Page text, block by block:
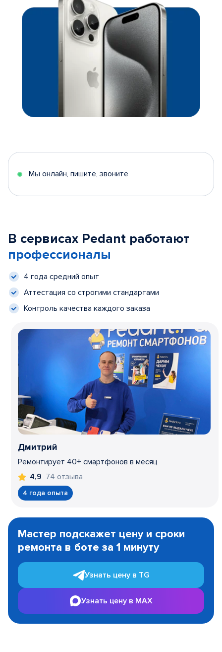
Мы онлайн, пишите, звоните
В сервисах Pedant работают
профессионалы
4 года средний опыт
Аттестация со строгими стандартами
Контроль качества каждого заказа
Дмитрий
Ремонтирует 40+ смартфонов в месяц
4,9 74 отзыва
4 года опыта
1
Мастер подскажет цену и сроки
ремонта в боте за 1 минуту
Узнать цену в TG
Узнать цену в MAX